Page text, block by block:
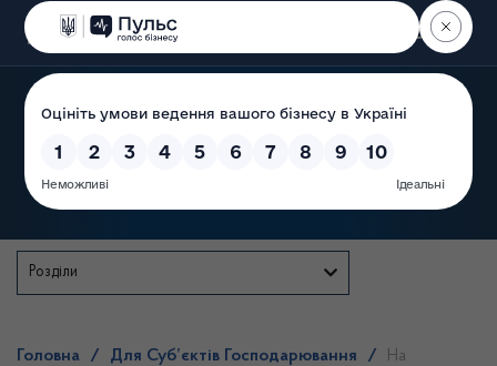
Пошук
Розділи
Головна / Для Суб’єктів Господарювання /
На